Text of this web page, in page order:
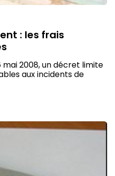
: les frais
2008, un décret limite
aux incidents de